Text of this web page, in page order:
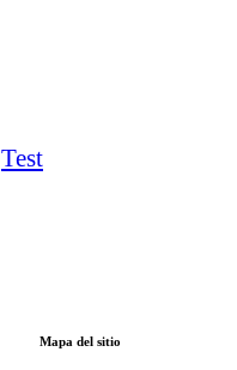
Test
Mapa del sitio